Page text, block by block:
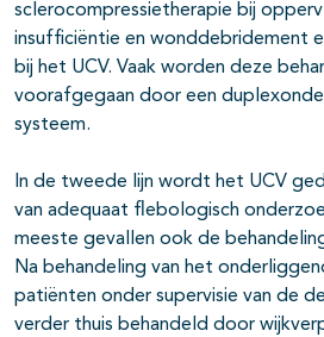
sclerocompressietherapie bij
insufficiëntie en wonddebridement
bij het UCV. Vaak worden deze
voorafgegaan door een
systeem.
In de tweede lijn wordt het UCV
van adequaat flebologisch
meeste gevallen ook de
Na behandeling van het
patiënten onder supervisie van de
verder thuis behandeld door